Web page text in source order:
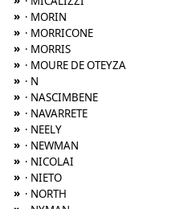
» · MORIN
» · MORRICONE
» · MORRIS
» · MOURE DE OTEYZA
» · N
» · NASCIMBENE
» · NAVARRETE
» · NEELY
» · NEWMAN
» · NICOLAI
» · NIETO
» · NORTH